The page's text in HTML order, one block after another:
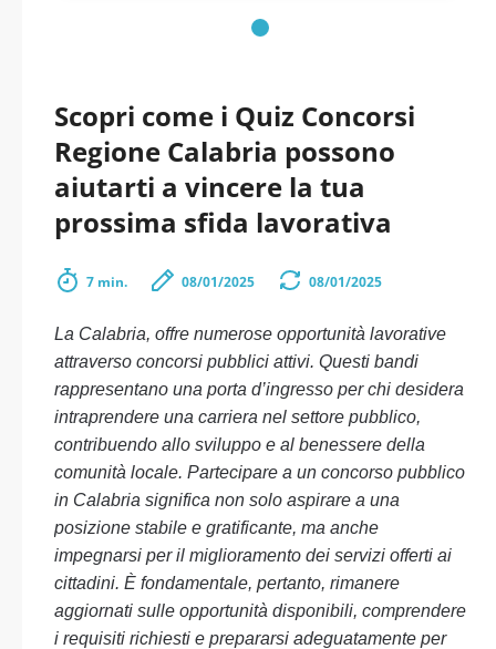
Scopri come i Quiz Concorsi
Regione Calabria possono
aiutarti a vincere la tua
prossima sfida lavorativa
7 min. 08/01/2025 08/01/2025
La Calabria, offre numerose opportunità lavorative
attraverso concorsi pubblici attivi. Questi bandi
rappresentano una porta d’ingresso per chi desidera
intraprendere una carriera nel settore pubblico,
contribuendo allo sviluppo e al benessere della
comunità locale. Partecipare a un concorso pubblico
in Calabria significa non solo aspirare a una
posizione stabile e gratificante, ma anche
impegnarsi per il miglioramento dei servizi offerti ai
cittadini. È fondamentale, pertanto, rimanere
aggiornati sulle opportunità disponibili, comprendere
i requisiti richiesti e prepararsi adeguatamente per